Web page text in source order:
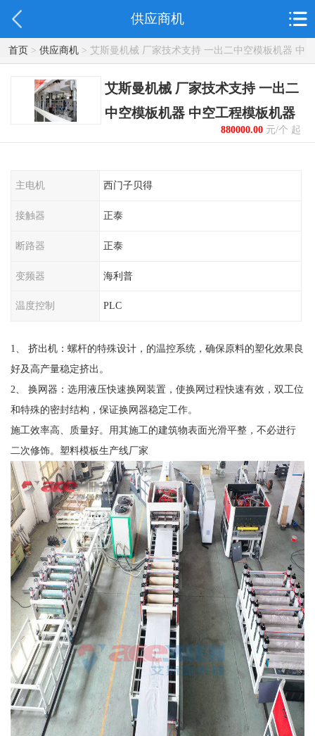
供应商机
首页> 供应商机> 艾斯曼机械 厂家技术支持 一出二中空模板机器 中
空工程模板机器
艾斯曼机械 厂家技术支持 一出二
中空模板机器 中空工程模板机器
880000.00元/个 起
主电机 西门子贝得
接触器 正泰
断路器 正泰
变频器 海利普
温度控制 PLC
1、 挤出机：螺杆的特殊设计，的温控系统，确保原料的塑化效果良
好及高产量稳定挤出。
2、 换网器：选用液压快速换网装置，使换网过程快速有效，双工位
和特殊的密封结构，保证换网器稳定工作。
施工效率高、质量好。用其施工的建筑物表面光滑平整，不必进行
二次修饰。塑料模板生产线厂家